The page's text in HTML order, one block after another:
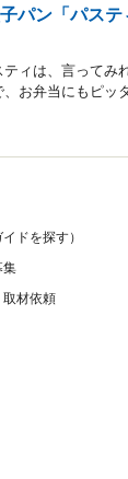
パン「パステ
ィは、言ってみ
お弁当にもピッ
ドを探す）
集
取材依頼